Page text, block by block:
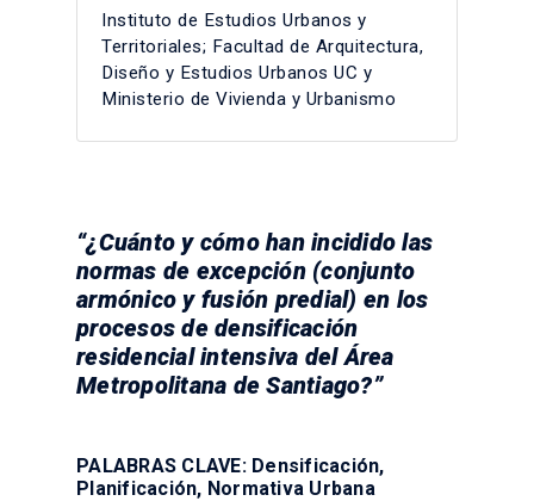
Instituto de Estudios Urbanos y
Territoriales; Facultad de Arquitectura,
Diseño y Estudios Urbanos UC y
Ministerio de Vivienda y Urbanismo
“¿Cuánto y cómo han incidido las
normas de excepción (conjunto
armónico y fusión predial) en los
procesos de densificación
residencial intensiva del Área
Metropolitana de Santiago?”
PALABRAS CLAVE: Densificación,
Planificación, Normativa Urbana